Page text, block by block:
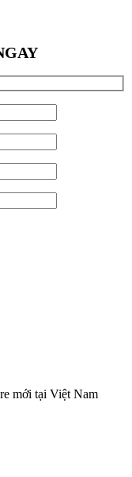
mới tại Việt Nam